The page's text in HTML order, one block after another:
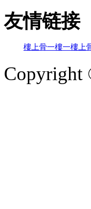
友情链接
樓上骨一樓一樓上
Copyright